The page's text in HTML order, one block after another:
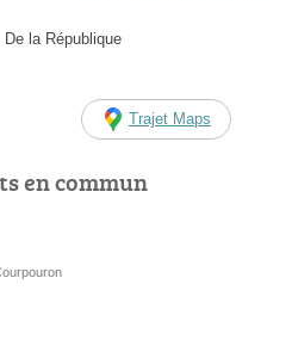
la République
Trajet Maps
en commun